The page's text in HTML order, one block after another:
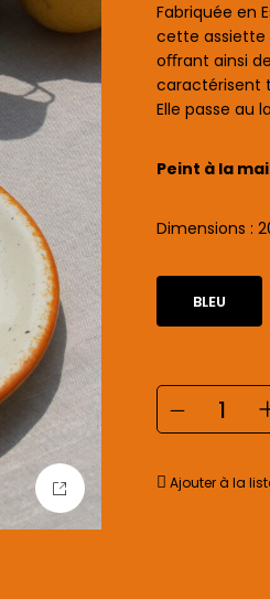
Fabriquée en
cette assiette
oﬀrant ainsi
caractérisent
Elle passe au
Peint à la
Dimensions :
BLEU
Ajouter à la